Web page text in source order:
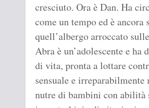
cresciuto. Ora è Dan. Ha
come un tempo ed è
quell’albergo arroccato
Abra è un’adolescente e
di vita, pronta a lottare
sensuale e
nutre di bambini con abilità